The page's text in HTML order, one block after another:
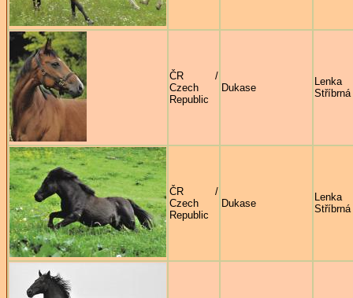
ČR /
Czech
Republic
Dukase
Lenka
Stříbrná
ČR /
Czech
Republic
Dukase
Lenka
Stříbrná